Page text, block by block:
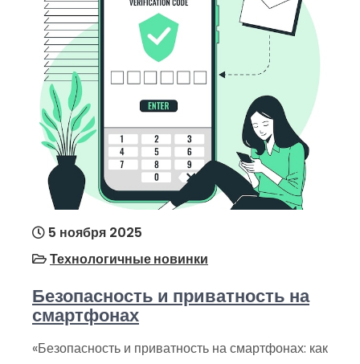
5 ноября 2025
Технологичные новинки
Безопасность и приватность на
смартфонах
«Безопасность и приватность на смартфонах: как